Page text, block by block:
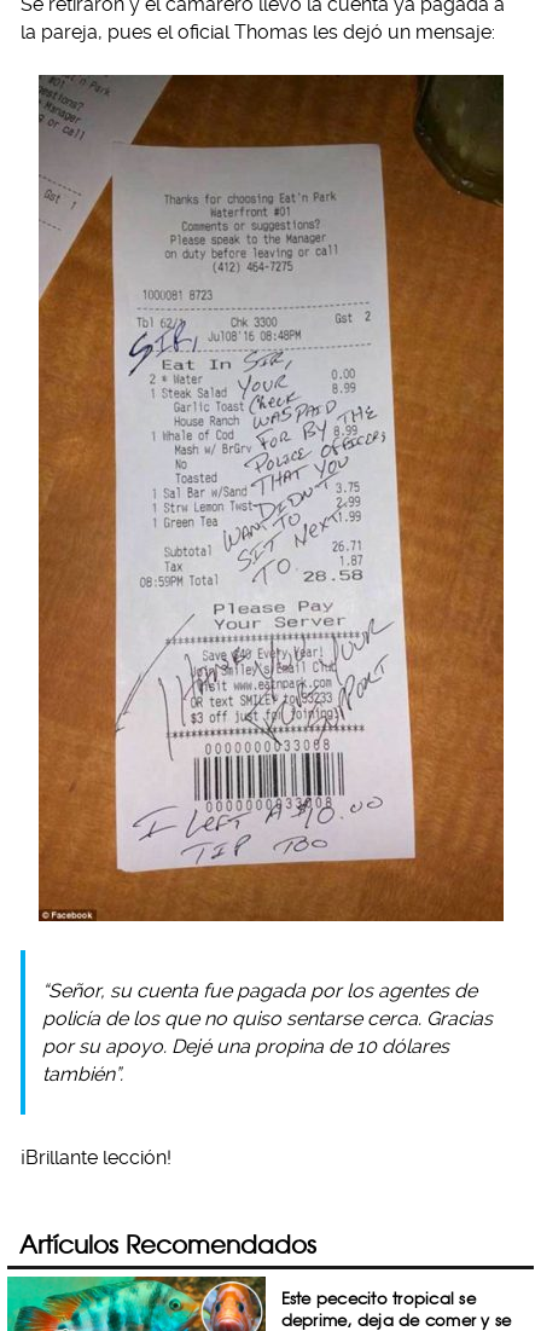
la pareja, pues el oficial Thomas les dejó un mensaje:
“Señor, su cuenta fue pagada por los agentes de
policía de los que no quiso sentarse cerca. Gracias
por su apoyo. Dejé una propina de 10 dólares
también”.
¡Brillante lección!
Artículos Recomendados
Este pececito tropical se
deprime, deja de comer y se